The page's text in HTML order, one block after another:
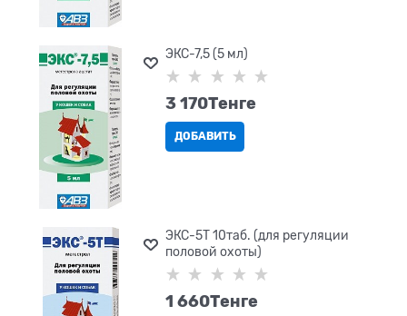
ЭКС-7,5 (5 мл)
3 170Tенге
ДОБАВИТЬ
ЭКС-5Т 10таб. (для регуляции
половой охоты)
1 660Tенге